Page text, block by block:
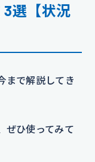
選【状況
まで解説してき
ぜひ使ってみて